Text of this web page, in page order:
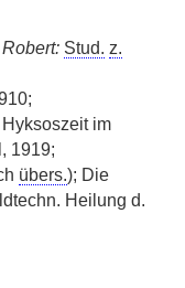
Stud. z.
im
1919;
übers.); Die
Heilung d.